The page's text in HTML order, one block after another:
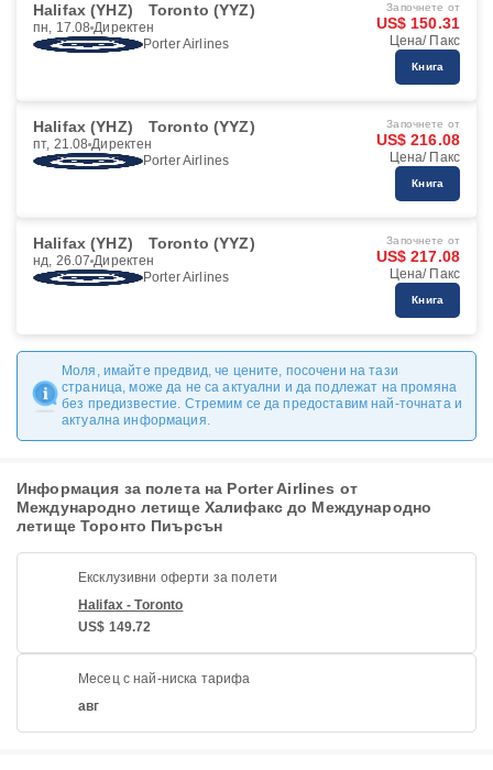
Halifax (YHZ) Toronto (YYZ)
пн, 17.08 Директен
Porter Airlines
Започнете от
US$ 150.31
Цена/ Пакс
Книга
Halifax (YHZ) Toronto (YYZ)
пт, 21.08 Директен
Porter Airlines
Започнете от
US$ 216.08
Цена/ Пакс
Книга
Halifax (YHZ) Toronto (YYZ)
нд, 26.07 Директен
Porter Airlines
Започнете от
US$ 217.08
Цена/ Пакс
Книга
Моля, имайте предвид, че цените, посочени на тази
страница, може да не са актуални и да подлежат на промяна
без предизвестие. Стремим се да предоставим най-точната и
актуална информация.
Информация за полета на Porter Airlines от
Международно летище Халифакс до Международно
летище Торонто Пиърсън
Ексклузивни оферти за полети
Halifax - Toronto
US$ 149.72
Месец с най-ниска тарифа
авг